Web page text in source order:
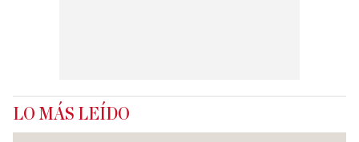
LO MÁS LEÍDO